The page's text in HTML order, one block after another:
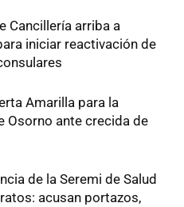
Cancillería arriba a
iniciar reactivación de
Amarilla para la
Osorno ante crecida de
de la Seremi de Salud
acusan portazos,